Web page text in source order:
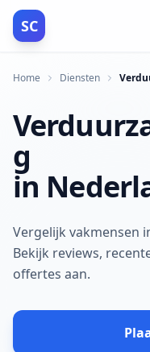
SC
Home Diensten
g
in
Vergelijk vakmensen
Bekijk reviews,
offertes aan.